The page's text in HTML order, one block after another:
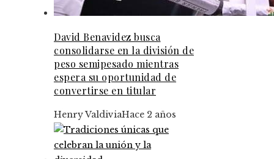
David Benavidez busca
consolidarse en la división de
peso semipesado mientras
espera su oportunidad de
convertirse en titular
Henry ValdiviaHace 2 años